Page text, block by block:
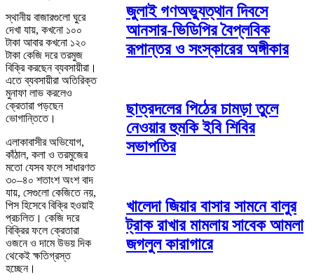
স্থানীয় বাজারগুলো ঘুরে
দেখা যায়, কখনো ১০০
টাকা আবার কখনো ১২০
টাকা কেজি দরে তরমুজ
বিক্রি করছেন ব্যবসায়ীরা।
এতে ব্যবসায়ীরা অতিরিক্ত
মুনাফা লাভ করলেও
ক্রেতারা পড়ছেন
ভোগান্তিতে।
এলাকাবাসীর অভিযোগ,
কাঁঠাল, কলা ও তরমুজের
মতো যেসব ফলে সাধারণত
৩০–৪০ শতাংশ অংশ বাদ
যায়, সেগুলো কেজিতে নয়,
পিস হিসেবে বিক্রি হওয়াই
প্রচলিত। কেজি দরে
বিক্রির ফলে ক্রেতারা
ওজনে ও দামে উভয় দিক
থেকেই ক্ষতিগ্রস্ত
হচ্ছেন।
জুলাই গণঅভ্যুত্থান দিবসে
আনসার-ভিডিপির বৈপ্লবিক
রূপান্তর ও সংস্কারের অঙ্গীকার
ছাত্রদলের পিঠের চামড়া তুলে
নেওয়ার হুমকি ইবি শিবির
সভাপতির
খালেদা জিয়ার বাসার সামনে বালুর
ট্রাক রাখার মামলায় সাবেক আমলা
জগলুল কারাগারে